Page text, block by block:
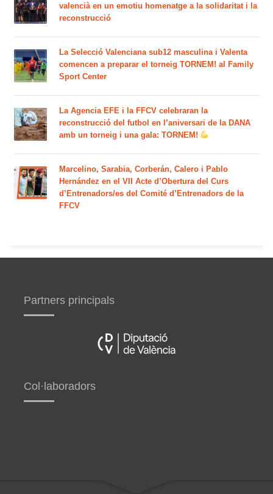
valencià en un emotiu homenatge a la solidaritat i la
reconstrucció
La Selecció Valenciana sub12 masculina i Valenta
comencen a preparar el torneig TORNEM! al Family
Sport Center
La Agencia EFE i la FFCV celebraran la
reconstrucció del futbol en l’aniversari de la DANA
amb un torneig i una gala: TORNEM!
Marcelino, Sarabia, Corberán, Calero i Pablo
Hernández en el VII Acte d’Obertura del Curs
d’Entrenadors/es del Comité d’Entrenadors de la
FFCV
Partners principals
Col·laboradors